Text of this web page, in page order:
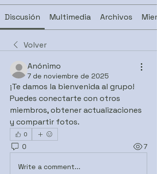
Discusión Multimedia Archivos
Volver
Anónimo
7 de noviembre de 2025
¡Te damos la bienvenida al grupo!
Puedes conectarte con otros
miembros, obtener actualizaciones
y compartir fotos.
0
0 7
Write a comment...